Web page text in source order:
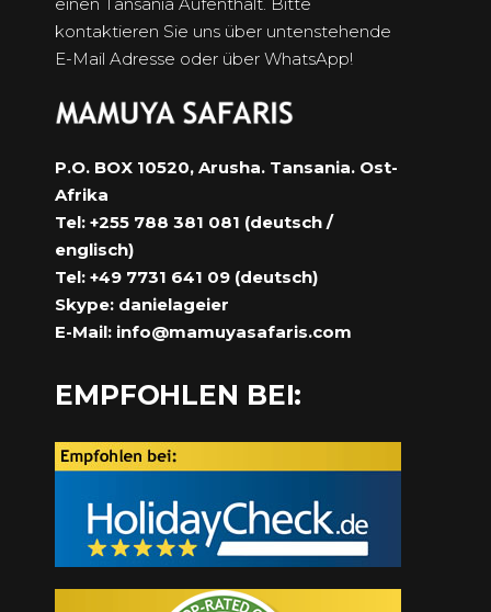
kontaktieren Sie uns über untenstehende
E-Mail Adresse oder über WhatsApp!
P.O. BOX 10520, Arusha. Tansania. Ost-
Afrika
Tel: +255 788 381 081 (deutsch /
englisch)
Tel: +49 7731 641 09 (deutsch)
Skype: danielageier
E-Mail: info@mamuyasafaris.com
EMPFOHLEN BEI: